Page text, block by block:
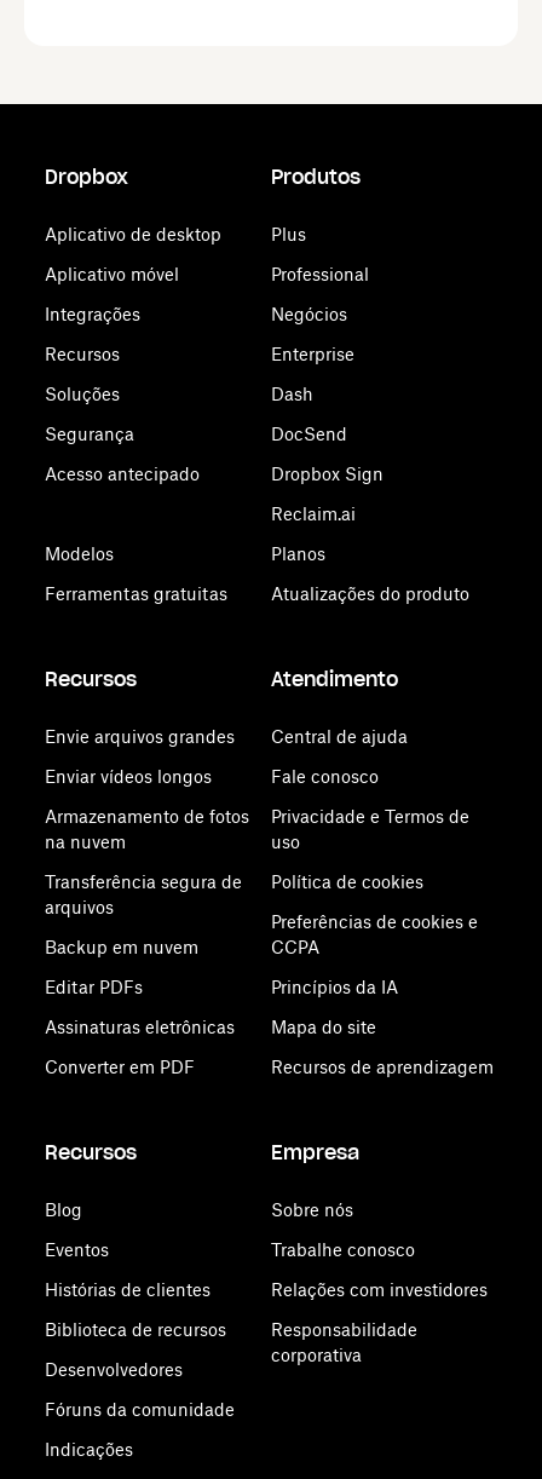
Dropbox
Aplicativo de desktop
Aplicativo móvel
Integrações
Recursos
Soluções
Segurança
Acesso antecipado
Modelos
Ferramentas gratuitas
Produtos
Plus
Professional
Negócios
Enterprise
Dash
DocSend
Dropbox Sign
Reclaim.ai
Planos
Atualizações do produto
Recursos
Envie arquivos grandes
Enviar vídeos longos
Armazenamento de fotos
na nuvem
Transferência segura de
arquivos
Backup em nuvem
Editar PDFs
Assinaturas eletrônicas
Converter em PDF
Atendimento
Central de ajuda
Fale conosco
Privacidade e Termos de
uso
Política de cookies
Preferências de cookies e
CCPA
Princípios da IA
Mapa do site
Recursos de aprendizagem
Recursos
Blog
Eventos
Histórias de clientes
Biblioteca de recursos
Desenvolvedores
Fóruns da comunidade
Indicações
Empresa
Sobre nós
Trabalhe conosco
Relações com investidores
Responsabilidade
corporativa